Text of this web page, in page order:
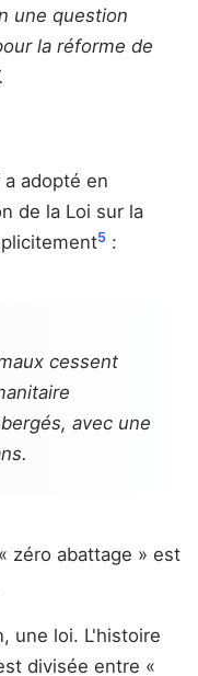
une question
la réforme de
a adopté en
de la Loi sur la
5 :
cessent
avec une
zéro abattage » est
une loi. L'histoire
divisée entre «